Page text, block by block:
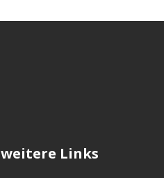
weitere Links